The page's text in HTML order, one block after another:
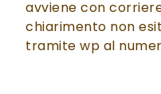
avviene con
chiarimento non
tramite wp al